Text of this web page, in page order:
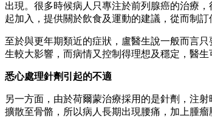
出現。很多時候病人只專注於前列腺癌的治療
起加入，提供關於飲食及運動的建議，從而制
至於與更年期類近的症狀，盧醫生說一般而言
生較大影響，而病情又控制得理想及穩定，醫
悉心處理針劑引起的不適
另一方面，由於荷爾蒙治療採用的是針劑，注
擴散至骨骼，所以病人長期出現腰痛，加上腫